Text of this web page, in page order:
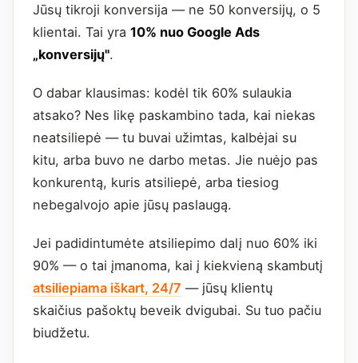
Jūsų tikroji konversija — ne 50 konversijų, o 5
klientai. Tai yra 10% nuo Google Ads
„konversijų".
O dabar klausimas: kodėl tik 60% sulaukia
atsako? Nes likę paskambino tada, kai niekas
neatsiliepė — tu buvai užimtas, kalbėjai su
kitu, arba buvo ne darbo metas. Jie nuėjo pas
konkurentą, kuris atsiliepė, arba tiesiog
nebegalvojo apie jūsų paslaugą.
Jei padidintumėte atsiliepimo dalį nuo 60% iki
90% — o tai įmanoma, kai į kiekvieną skambutį
atsiliepiama iškart, 24/7 — jūsų klientų
skaičius pašoktų beveik dvigubai. Su tuo pačiu
biudžetu.